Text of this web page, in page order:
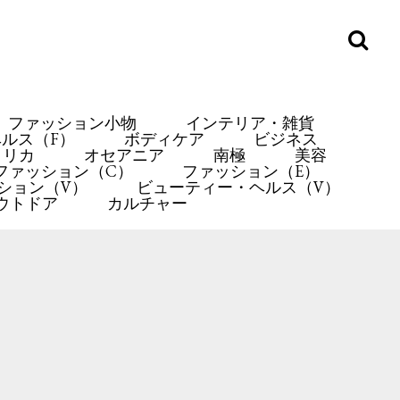
ファッション小物 インテリア・雑貨
ス（F） ボディケア ビジネス
カ オセアニア 南極 美容
ァッション（C） ファッション（E）
ョン（V） ビューティー・ヘルス（V）
トドア カルチャー